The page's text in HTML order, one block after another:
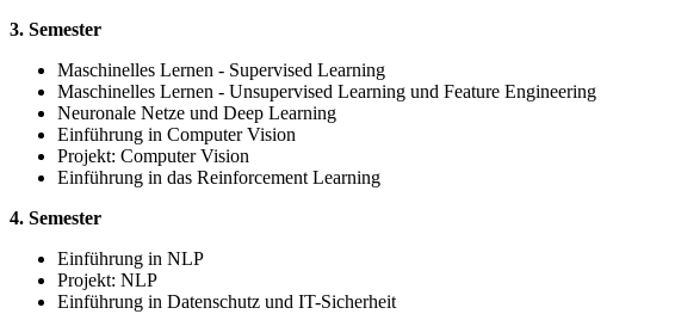
3. Semester
Maschinelles Lernen - Supervised Learning
Maschinelles Lernen - Unsupervised Learning und Feature Engineering
Neuronale Netze und Deep Learning
Einführung in Computer Vision
Projekt: Computer Vision
Einführung in das Reinforcement Learning
4. Semester
Einführung in NLP
Projekt: NLP
Einführung in Datenschutz und IT-Sicherheit